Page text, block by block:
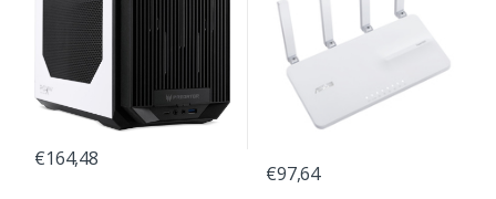
€164,48
€97,64